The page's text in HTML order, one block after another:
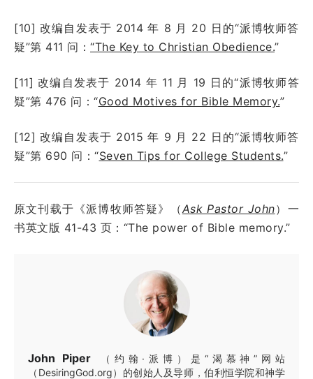
[10] 改编自发表于 2014 年 8 月 20 日的“派博牧师答
疑”第 411 问： “The Key to Christian Obedience.”
[11] 改编自发表于 2014 年 11 月 19 日的“派博牧师答
疑”第 476 问：“Good Motives for Bible Memory.”
[12] 改编自发表于 2015 年 9 月 22 日的“派博牧师答
疑”第 690 问：“Seven Tips for College Students.”
原文刊载于《派博牧师答疑》（Ask Pastor John）一
书英文版 41-43 页：“The power of Bible memory.”
John Piper
（约翰·派博）是“渴慕神”网站
（DesiringGod.org）的创始人及导师，伯利恒学院和神学